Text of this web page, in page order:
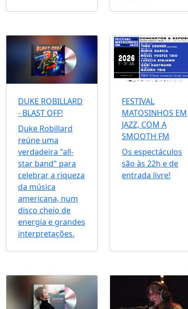
DUKE ROBILLARD
- BLAST OFF!
Duke Robillard
reúne uma
verdadeira "all-
star band" para
celebrar a riqueza
da música
americana, num
disco cheio de
energia e grandes
interpretações.
FESTIVAL
MATOSINHOS EM
JAZZ, COM A
SMOOTH FM
Os espectáculos
são às 22h e de
entrada livre!